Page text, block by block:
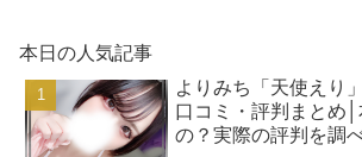
本日の人気記事
よりみち「天使えり
口コミ・評判まとめ
の？実際の評判を調